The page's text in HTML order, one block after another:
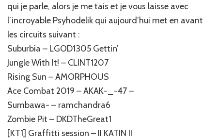
qui je parle, alors je me tais et je vous laisse avec
l’incroyable Psyhodelik qui aujourd’hui met en avant
les circuits suivant :
Suburbia – LGOD1305 Gettin’
Jungle With It! – CLINT1207
Rising Sun – AMORPHOUS
Ace Combat 2019 – AKAK-_-47 –
Sumbawa- – ramchandra6
Zombie Pit – DKDTheGreat1
[KT1] Graffitti session – II KATIN II